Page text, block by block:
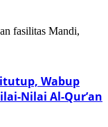
fasilitas Mandi,
Wabup
Nilai Al-Qur’an